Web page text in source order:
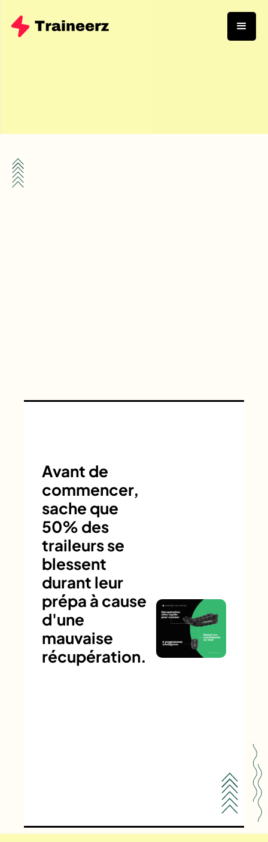
Avant de
commencer,
sache que
50% des
traileurs se
blessent
durant leur
prépa à cause
d'une
mauvaise
récupération.